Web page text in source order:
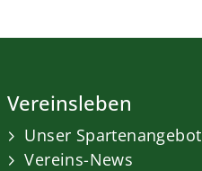
Vereinsleben
Unser Spartenangebot
Vereins-News